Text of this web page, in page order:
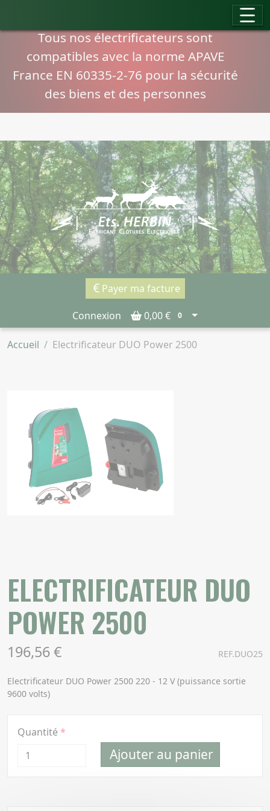
Tous nos électrificateurs sont
compatibles avec la norme APAVE
France EN 60335-2-76 pour la sécurité
des biens et des personnes
Payer ma facture
Connexion 0,00 € 0
Accueil Electrificateur DUO Power 2500
ELECTRIFICATEUR DUO
POWER 2500
196,56 € REF.DUO25
Electrificateur DUO Power 2500 220 - 12 V (puissance sortie
9600 volts)
Quantité
Ajouter au panier